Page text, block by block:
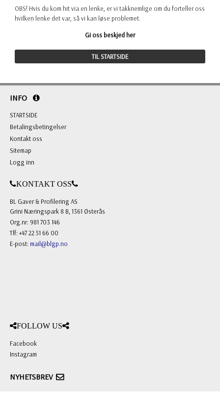
OBS! Hvis du kom hit via en lenke, er vi takknemlige om du forteller oss
hvilken lenke det var, så vi kan løse problemet.
Gi oss beskjed her
TIL STARTSIDE
INFO
STARTSIDE
Betalingsbetingelser
Kontakt oss
Sitemap
Logg inn
KONTAKT OSS
BL Gaver & Profilering AS
Grini Næringspark 8 B, 1361 Østerås
Org.nr: 981 703 146
Tlf: +47 22 51 66 00
E-post: mail@blgp.no
FOLLOW US
Facebook
Instagram
NYHETSBREV